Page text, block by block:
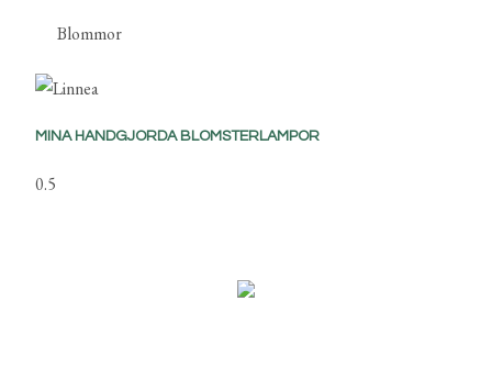
Blommor
MINA HANDGJORDA BLOMSTERLAMPOR